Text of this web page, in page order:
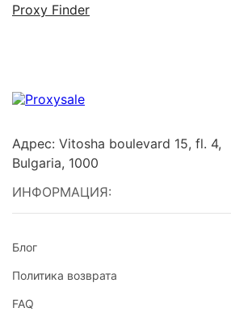
Proxy Finder
Адрес: Vitosha boulevard 15, fl.
Bulgaria, 1000
ИНФОРМАЦИЯ:
Блог
Политика возврата
FAQ